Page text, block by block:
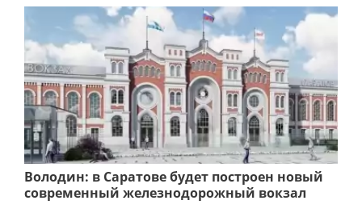
Володин: в Саратове будет построен новый
современный железнодорожный вокзал